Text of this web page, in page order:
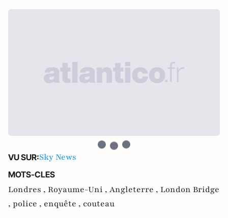
VU SUR:Sky News
MOTS-CLES
Londres , Royaume-Uni , Angleterre , London Bridge
, police , enquête , couteau